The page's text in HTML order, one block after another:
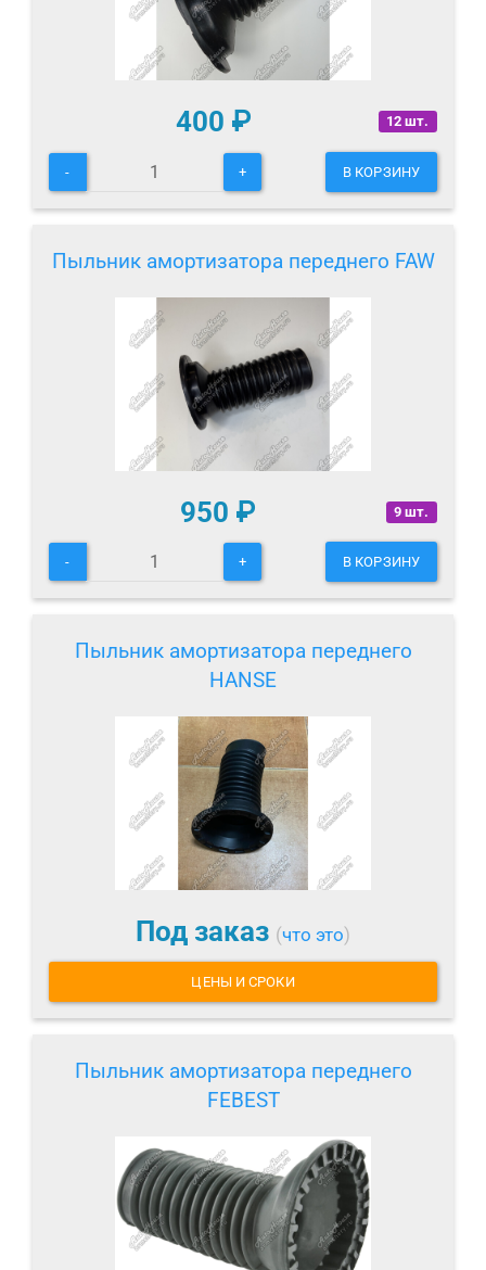
12 шт.
400 ₽
- + В КОРЗИНУ
Пыльник амортизатора переднего FAW
9 шт.
950 ₽
- + В КОРЗИНУ
Пыльник амортизатора переднего
HANSE
Под заказ (что это)
ЦЕНЫ И СРОКИ
Пыльник амортизатора переднего
FEBEST